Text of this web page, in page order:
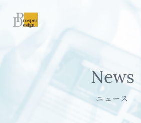
Contact
News
ニュース